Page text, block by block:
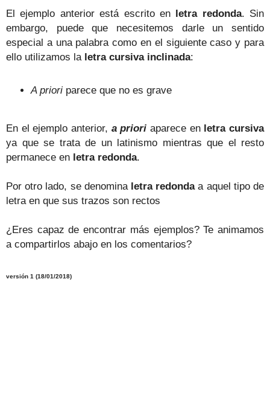
El ejemplo anterior está escrito en letra redonda. Sin
embargo, puede que necesitemos darle un sentido
especial a una palabra como en el siguiente caso y para
ello utilizamos la letra cursiva inclinada:
A priori parece que no es grave
En el ejemplo anterior, a priori aparece en letra cursiva
ya que se trata de un latinismo mientras que el resto
permanece en letra redonda.
Por otro lado, se denomina letra redondaa aquel tipo de
letra en que sus trazos son rectos
¿Eres capaz de encontrar más ejemplos? Te animamos
a compartirlos abajo en los comentarios?
versión 1 (18/01/2018)